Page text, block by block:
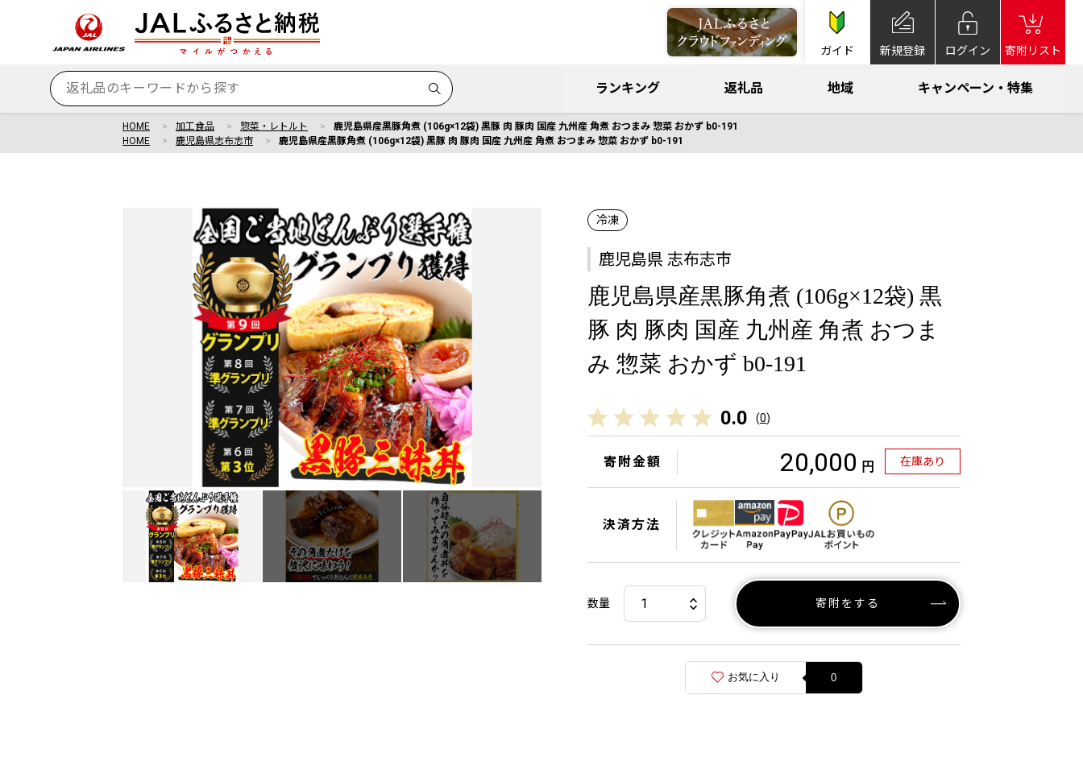
ガイド 新規登録 ログイン 寄附リスト
ランキング 返礼品 地域 キャンペーン・特集
HOME 加工食品 惣菜・レトルト
鹿児島県産黒豚角煮 (106g×12袋) 黒豚 肉 豚肉 国産 九州産 角煮 おつまみ 惣菜 おかず b0-191
HOME
鹿児島県志布志市 鹿児島県産黒豚角煮 (106g×12袋) 黒豚 肉 豚肉 国産 九州産 角煮 おつまみ 惣菜 おかず b0-191
冷凍
鹿児島県 志布志市
鹿児島県産黒豚角煮 (106g×12袋) 黒
豚 肉 豚肉 国産 九州産 角煮 おつま
み 惣菜 おかず b0-191
0.0 (0)
寄附金額 20,000 円 在庫あり
決済方法
数量 寄附をする
お気に入り 0